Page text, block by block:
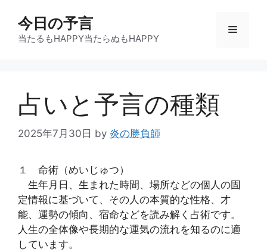
今日の予言
当たるもHAPPY当たらぬもHAPPY
メ
占いと予言の種類
2025年7月30日 by 炎の勝負師
１ 命術（めいじゅつ）
生年月日、生まれた時間、場所などの個人の固
定情報に基づいて、その人の本質的な性格、才
能、運勢の傾向、宿命などを読み解く占術です。
人生の全体像や長期的な運気の流れを知るのに適
しています。